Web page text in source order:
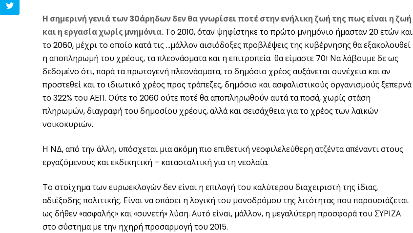
Η σημερινή γενιά των 30άρηδων δεν θα γνωρίσει ποτέ στην ενήλικη ζωή της πως είναι η ζωή
και η εργασία χωρίς μνημόνια.Το 2010, όταν ψηφίστηκε το πρώτο μνημόνιο ήμασταν 20 ετών και
το 2060, μέχρι το οποίο κατά τις …μάλλον αισιόδοξες προβλέψεις της κυβέρνησης θα εξακολουθεί
η αποπληρωμή του χρέους, τα πλεονάσματα και η επιτροπεία θα είμαστε 70! Να λάβουμε δε ως
δεδομένο ότι, παρά τα πρωτογενή πλεονάσματα, το δημόσιο χρέος αυξάνεται συνέχεια και αν
προστεθεί και το ιδιωτικό χρέος προς τράπεζες, δημόσιο και ασφαλιστικούς οργανισμούς ξεπερνά
το 322% του ΑΕΠ. Ούτε το 2060 ούτε ποτέ θα αποπληρωθούν αυτά τα ποσά, χωρίς στάση
πληρωμών, διαγραφή του δημοσίου χρέους, αλλά και σεισάχθεια για το χρέος των λαϊκών
νοικοκυριών.
Η ΝΔ, από την άλλη, υπόσχεται μια ακόμη πιο επιθετική νεοφιλελεύθερη ατζέντα απέναντι στους
εργαζόμενους και εκδικητική – κατασταλτική για τη νεολαία.
Το στοίχημα των ευρωεκλογών δεν είναι η επιλογή του καλύτερου διαχειριστή της ίδιας,
αδιέξοδης πολιτικής. Είναι να σπάσει η λογική του μονοδρόμου της λιτότητας που παρουσιάζεται
ως δήθεν «ασφαλής» και «συνετή» λύση. Αυτό είναι, μάλλον, η μεγαλύτερη προσφορά του ΣΥΡΙΖΑ
στο σύστημα με την ηχηρή προσαρμογή του 2015.